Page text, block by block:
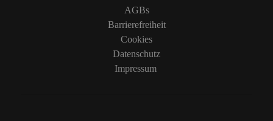
AGBs
Barrierefreiheit
Cookies
Datenschutz
Impressum